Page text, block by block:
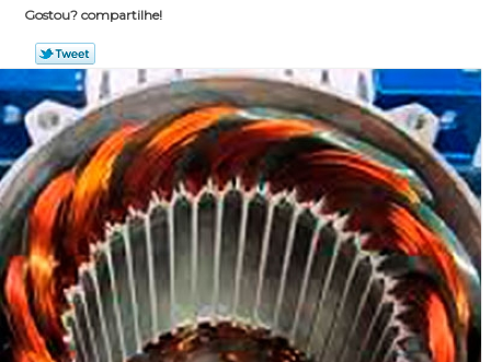
Gostou? compartilhe!